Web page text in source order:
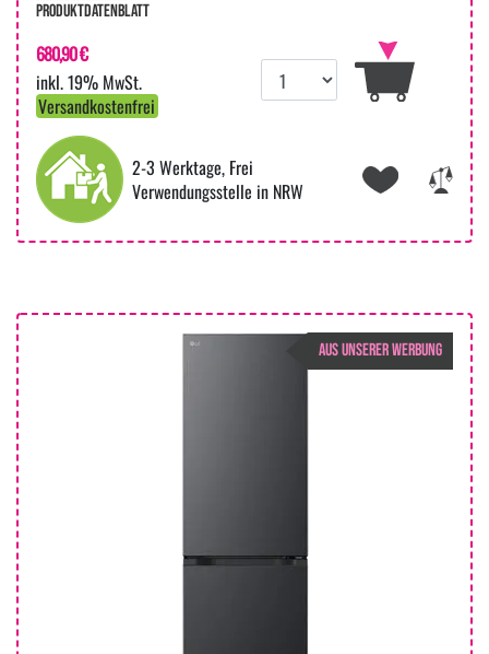
PRODUKTDATENBLATT
680,90 €
inkl. 19% MwSt.
Versandkostenfrei
2-3 Werktage, Frei
Verwendungsstelle in NRW
AUS UNSERER WERBUNG